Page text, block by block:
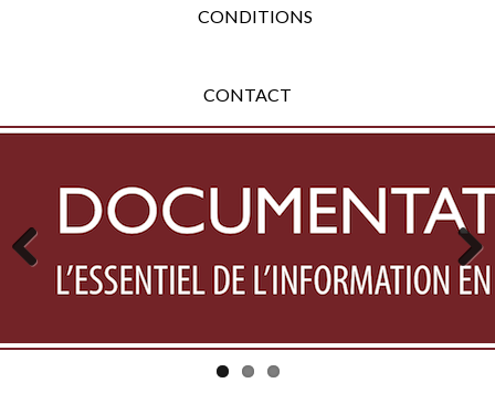
CONDITIONS
CONTACT
Previous Next